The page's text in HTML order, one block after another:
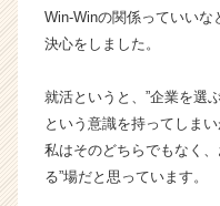
Win-Winの関係っていいな
決心をしました。
就活というと、”企業を選
という意識を持ってしま
私はそのどちらでもなく
る”場だと思っています。